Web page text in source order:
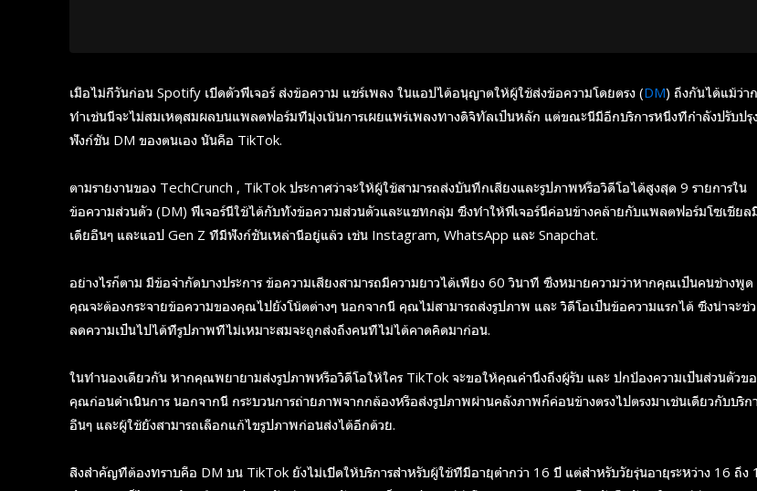
เมื่อไม่กี่วันก่อน Spotify เปิดตัวฟีเจอร์ ส่งข้อความ แชร์เพลง ในแอปได้อนุญาตให้ผู้ใช้ส่งข้อความโดยตรง (DM) ถึงกันได้แม้ว่า
ทำเช่นนี้จะไม่สมเหตุสมผลบนแพลตฟอร์มที่มุ่งเน้นการเผยแพร่เพลงทางดิจิทัลเป็นหลัก แต่ขณะนี้มีอีกบริการหนึ่งที่กำลังปรับปรุ
ฟังก์ชัน DM ของตนเอง นั่นคือ TikTok.
ตามรายงานของ TechCrunch , TikTok ประกาศว่าจะให้ผู้ใช้สามารถส่งบันทึกเสียงและรูปภาพหรือวิดีโอได้สูงสุด 9 รายการใน
ข้อความส่วนตัว (DM) ฟีเจอร์นี้ใช้ได้กับทั้งข้อความส่วนตัวและแชทกลุ่ม ซึ่งทำให้ฟีเจอร์นี้ค่อนข้างคล้ายกับแพลตฟอร์มโซเชียล
เดียอื่นๆ และแอป Gen Z ที่มีฟังก์ชันเหล่านี้อยู่แล้ว เช่น Instagram, WhatsApp และ Snapchat.
อย่างไรก็ตาม มีข้อจำกัดบางประการ ข้อความเสียงสามารถมีความยาวได้เพียง 60 วินาที ซึ่งหมายความว่าหากคุณเป็นคนช่างพูด
คุณจะต้องกระจายข้อความของคุณไปยังโน้ตต่างๆ นอกจากนี้ คุณไม่สามารถส่งรูปภาพ และ วิดีโอเป็นข้อความแรกได้ ซึ่งน่าจะช่
ลดความเป็นไปได้ที่รูปภาพที่ไม่เหมาะสมจะถูกส่งถึงคนที่ไม่ได้คาดคิดมาก่อน.
ในทำนองเดียวกัน หากคุณพยายามส่งรูปภาพหรือวิดีโอให้ใคร TikTok จะขอให้คุณคำนึงถึงผู้รับ และ ปกป้องความเป็นส่วนตัวข
คุณก่อนดำเนินการ นอกจากนี้ กระบวนการถ่ายภาพจากกล้องหรือส่งรูปภาพผ่านคลังภาพก็ค่อนข้างตรงไปตรงมาเช่นเดียวกับบริก
อื่นๆ และผู้ใช้ยังสามารถเลือกแก้ไขรูปภาพก่อนส่งได้อีกด้วย.
สิ่งสำคัญที่ต้องทราบคือ DM บน TikTok ยังไม่เปิดให้บริการสำหรับผู้ใช้ที่มีอายุต่ำกว่า 16 ปี แต่สำหรับวัยรุ่นอายุระหว่าง 16 ถึง